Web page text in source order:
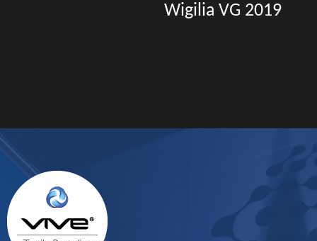
Wigilia VG 2019